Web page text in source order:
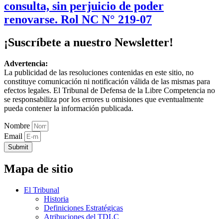
consulta, sin perjuicio de poder
renovarse. Rol NC N° 219-07
¡Suscríbete a nuestro Newsletter!
Advertencia:
La publicidad de las resoluciones contenidas en este sitio, no
constituye comunicación ni notificación válida de las mismas para
efectos legales. El Tribunal de Defensa de la Libre Competencia no
se responsabiliza por los errores u omisiones que eventualmente
pueda contener la información publicada.
Nombre
Email
Submit
Mapa de sitio
El Tribunal
Historia
Definiciones Estratégicas
Atribuciones del TDLC